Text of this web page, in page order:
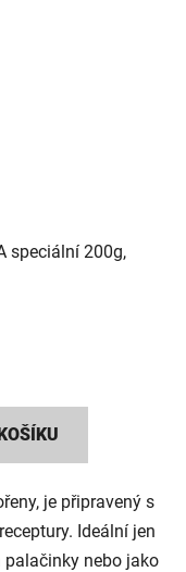
speciální 200g,
je připravený s
Ideální jen
palačinky nebo jako